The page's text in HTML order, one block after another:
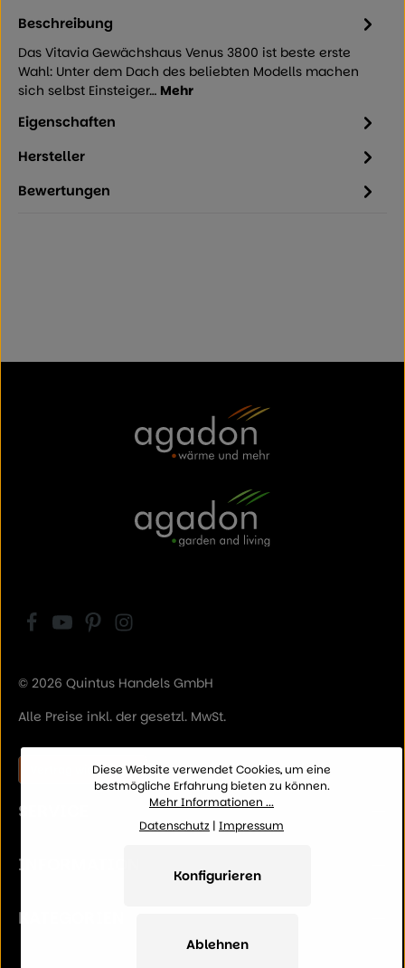
Beschreibung
Das Vitavia Gewächshaus Venus 3800 ist beste erste
Wahl: Unter dem Dach des beliebten Modells machen
sich selbst Einsteiger… Mehr
Eigenschaften
Hersteller
Bewertungen
© 2026 Quintus Handels GmbH
Alle Preise inkl. der gesetzl. MwSt.
Vertrag widerrufen
SERVICE
INFORMATION
KATEGORIEN
Diese Website verwendet Cookies, um eine
bestmögliche Erfahrung bieten zu können.
Mehr Informationen ...
Datenschutz | Impressum
Ablehnen
Konfigurieren